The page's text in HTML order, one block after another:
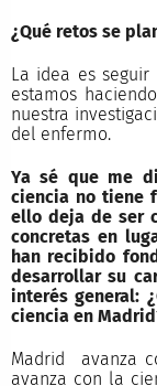
¿Qué retos se
La idea es
estamos
nuestra
del enfermo.
Ya sé que me
ciencia no tiene
ello deja de ser
concretas en
han recibido
desarrollar su
interés general:
ciencia en
Madrid avanza
avanza con la